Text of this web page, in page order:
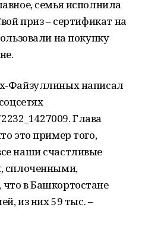
семья исполнила
приз – сертификат на
на покупку
Файзуллиных написал
Глава
это пример того,
наши счастливые
сплоченными,
в Башкортостане
из них 59 тыс. –